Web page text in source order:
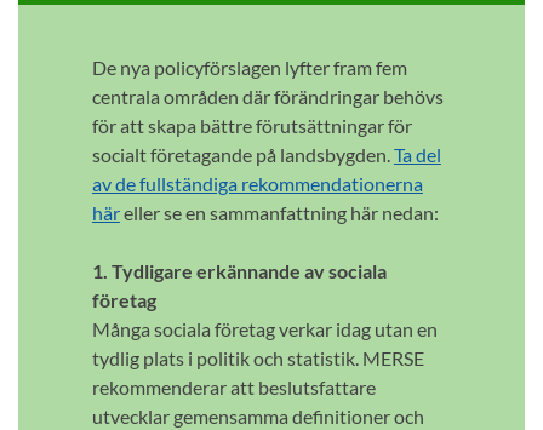
De nya policyförslagen lyfter fram fem
centrala områden där förändringar behövs
för att skapa bättre förutsättningar för
socialt företagande på landsbygden.Ta del
av de fullständiga rekommendationerna
häreller se en sammanfattning här nedan:
1. Tydligare erkännande av sociala
företag
Många sociala företag verkar idag utan en
tydlig plats i politik och statistik. MERSE
rekommenderar att beslutsfattare
utvecklar gemensamma definitioner och